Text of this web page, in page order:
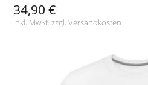
34,90 €
inkl. MwSt. zzgl.Versandkosten